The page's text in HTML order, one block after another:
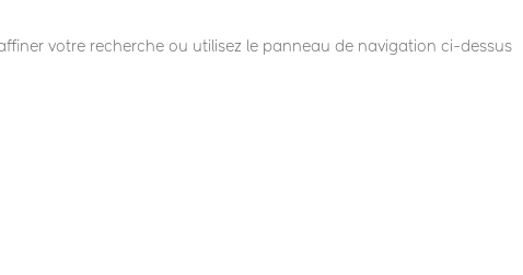
votre recherche ou utilisez le panneau de navigation ci-dessus